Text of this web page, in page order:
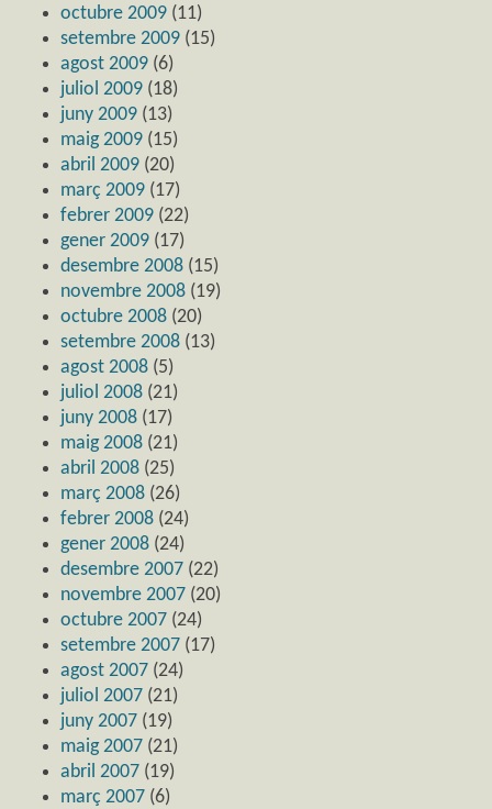
octubre 2009 (11)
setembre 2009 (15)
agost 2009 (6)
juliol 2009 (18)
juny 2009 (13)
maig 2009 (15)
abril 2009 (20)
març 2009 (17)
febrer 2009 (22)
gener 2009 (17)
desembre 2008 (15)
novembre 2008 (19)
octubre 2008 (20)
setembre 2008 (13)
agost 2008 (5)
juliol 2008 (21)
juny 2008 (17)
maig 2008 (21)
abril 2008 (25)
març 2008 (26)
febrer 2008 (24)
gener 2008 (24)
desembre 2007 (22)
novembre 2007 (20)
octubre 2007 (24)
setembre 2007 (17)
agost 2007 (24)
juliol 2007 (21)
juny 2007 (19)
maig 2007 (21)
abril 2007 (19)
març 2007 (6)